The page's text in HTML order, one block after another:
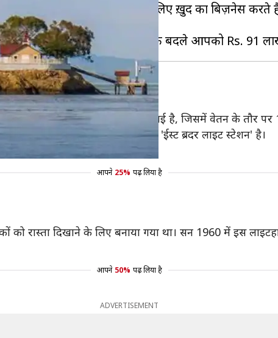
होती है। कई लोग पैसे कमाने के लिए ख़ुद का बिज़नेस करते
करना चाहते हैं।
पर एक अजीबो-गरीब नौकरी निकाली गई है, जिसमें वेतन के तौर
करनी है। इस लाइटहाउस का नाम 'ईस्ट ब्रदर लाइट स्टेशन' है।
बल्कि दो लोगों में बांटा जाएगा।
आपने 25% पढ़ लिया है
रास्ता दिखाने के लिए बनाया गया था। सन 1960 में इस
आपने 50% पढ़ लिया है
ADVERTISEMENT